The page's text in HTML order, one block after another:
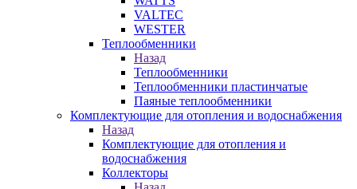
VALTEC
WESTER
Теплообменники
Назад
Теплообменники
Теплообменники пластинчатые
Паяные теплообменники
Комплектующие для отопления и водоснабжения
Назад
Комплектующие для отопления и
водоснабжения
Коллекторы